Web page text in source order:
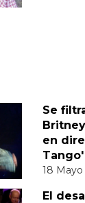
Se
en
Tango'
18 Mayo
El